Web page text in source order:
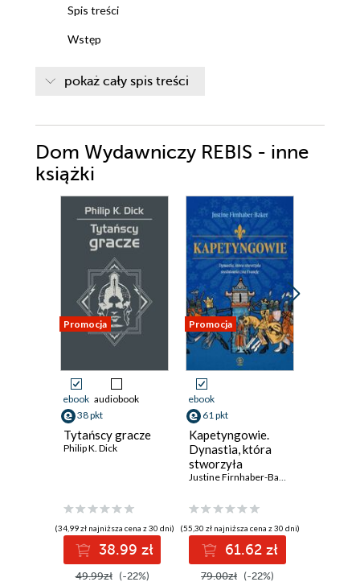
Spis treści
Wstęp
Włóczęga 1
Włóczęga 2
Pierwszy atak
Sztorm
Kontakt
Drugi atak
Zaopatrzenie
Gibraltar
Słownik
Strona redakcyjna
pokaż cały spis treści
Dom Wydawniczy REBIS - inne
książki
Promocja
ebook audiobook
38 pkt
Tytańscy gracze
Philip K. Dick
(34,99 zł najniższa cena z 30 dni)
38.99 zł
49.99zł (-22%)
Promocja
ebook
61 pkt
Kapetyngowie.
Dynastia, która
stworzyła
średniowieczną Justine Firnhaber-Baker
(55,30 zł najniższa cena z 30 dni)
61.62 zł
79.00zł (-22%)